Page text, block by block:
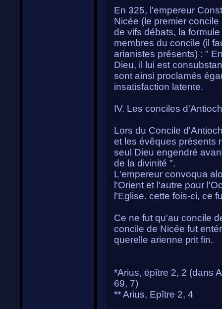
En 325, l'empereur
Nicée (le premier
de vifs débats, la
membres du concile (il
arianistes présents) : "
Dieu, il lui est
sont ainsi proclamés
insatisfaction latente.
IV. Les conciles
Lors du Concile
et les évêques présents
seul Dieu engendré
de la divinité ".
L'empereur convoqua
l'Orient et l'autre pour
l'Eglise. cette fois-ci, ce
Ce ne fut qu'au concile
concile de Nicée fut
querelle arienne prit fin.
*Arius, épître 2, 2 (dans
69, 7)
** Arius, Epître 2, 4